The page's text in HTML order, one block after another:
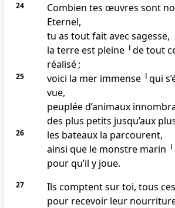
24
Combien tes œuvres sont
Eternel,
tu as tout fait avec sagesse,
la terre est pleine ╵de tout
réalisé ;
25
voici la mer immense ╵qui
vue,
peuplée d’animaux
des plus petits jusqu’aux
26
les bateaux la parcourent,
ainsi que le monstre marin
pour qu’il y joue.
27
Ils comptent sur toi, tous
pour recevoir leur